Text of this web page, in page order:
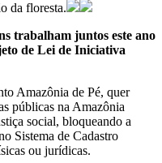
da floresta.
trabalham juntos este ano
de Lei de Iniciativa
Amazônia de Pé, quer
públicas na Amazônia
social, bloqueando a
Sistema de Cadastro
ou jurídicas.